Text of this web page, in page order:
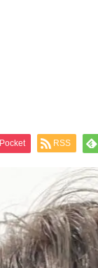
Pocket RSS